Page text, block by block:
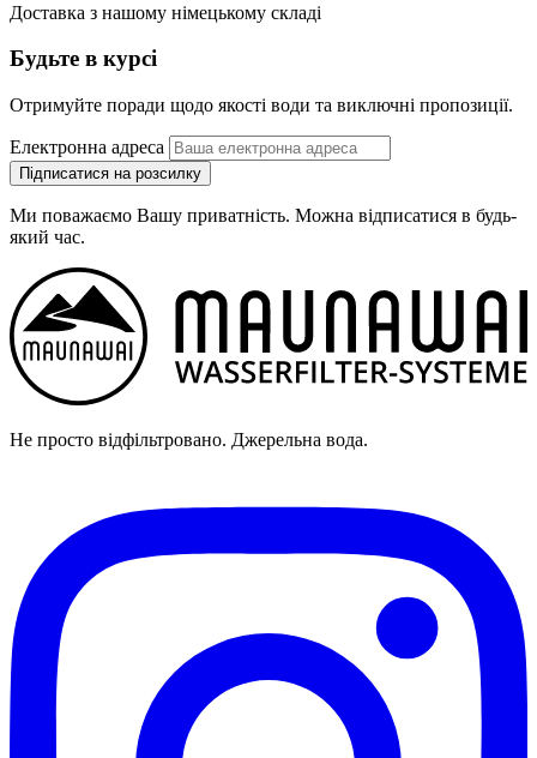
Доставка з нашому німецькому складі
Будьте в курсі
Отримуйте поради щодо якості води та виключні пропозиції.
Електронна адреса
Підписатися на розсилку
Ми поважаємо Вашу приватність. Можна відписатися в будь-
який час.
Не просто відфільтровано. Джерельна вода.